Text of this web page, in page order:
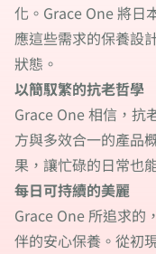
化。Grace One 將日
應這些需求的保養設
狀態。
以簡馭繁的抗老哲學
Grace One 相信，抗
方與多效合一的產品
果，讓忙碌的日常也
每日可持續的美麗
Grace One 所追求的
伴的安心保養。從初